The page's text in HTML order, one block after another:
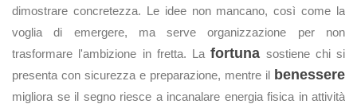
dimostrare concretezza. Le idee non mancano, così come la
voglia di emergere, ma serve organizzazione per non
trasformare l'ambizione in fretta. Lafortuna sostiene chi si
presenta con sicurezza e preparazione, mentre il benessere
migliora se il segno riesce a incanalare energia fisica in attività